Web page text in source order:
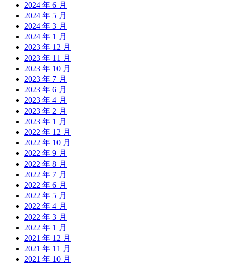
2024 年 6 月
2024 年 5 月
2024 年 3 月
2024 年 1 月
2023 年 12 月
2023 年 11 月
2023 年 10 月
2023 年 7 月
2023 年 6 月
2023 年 4 月
2023 年 2 月
2023 年 1 月
2022 年 12 月
2022 年 10 月
2022 年 9 月
2022 年 8 月
2022 年 7 月
2022 年 6 月
2022 年 5 月
2022 年 4 月
2022 年 3 月
2022 年 1 月
2021 年 12 月
2021 年 11 月
2021 年 10 月